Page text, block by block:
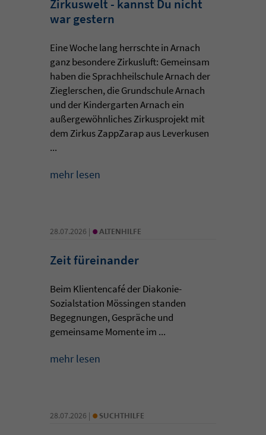
Zirkuswelt - kannst Du nicht
war gestern
Eine Woche lang herrschte in Arnach
ganz besondere Zirkusluft: Gemeinsam
haben die Sprachheilschule Arnach der
Zieglerschen, die Grundschule Arnach
und der Kindergarten Arnach ein
außergewöhnliches Zirkusprojekt mit
dem Zirkus ZappZarap aus Leverkusen
...
mehr lesen
28.07.2026 | • ALTENHILFE
Zeit füreinander
Beim Klientencafé der Diakonie-
Sozialstation Mössingen standen
Begegnungen, Gespräche und
gemeinsame Momente im ...
mehr lesen
28.07.2026 | • SUCHTHILFE